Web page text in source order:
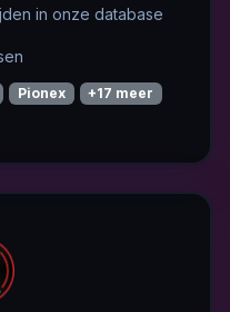
in onze database
Pionex +17 meer